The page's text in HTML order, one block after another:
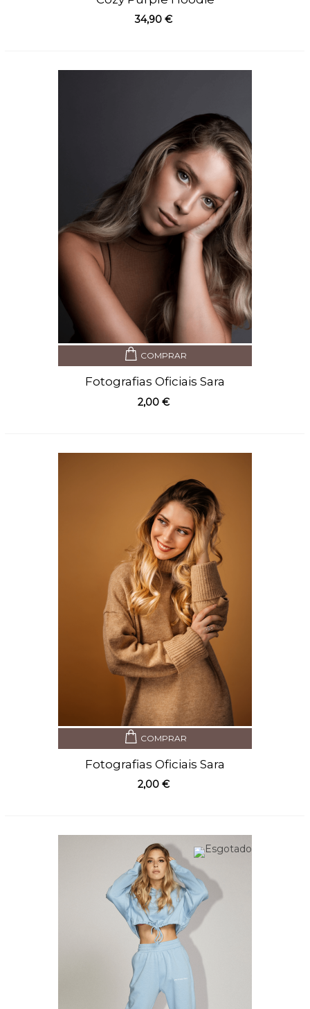
34,90 €
COMPRAR
Fotografias Oficiais Sara
Carreira 4
2,00 €
COMPRAR
Fotografias Oficiais Sara
Carreira 2
2,00 €